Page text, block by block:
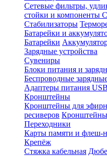
Сетевые фильтры,
стойки и компоненты
Стабилизаторы
Батарейки и
Батарейки
Зарядные устройства
Сувениры
Блоки питания и
Беспроводные
Адаптеры питания USB
Кронштейны
Кронштейны для
ресиверов Кронштейны
Переходники
Карты памяти и флеш-
Крепёж
Стяжка кабельная